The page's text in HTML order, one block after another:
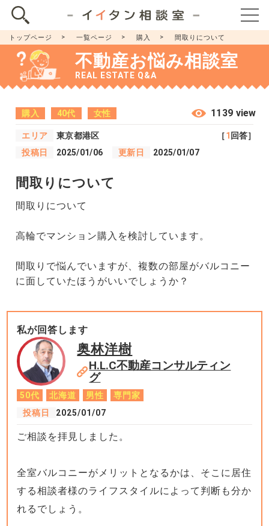
トップページ 一覧ページ 購入 間取りについて
不動産お悩み相談室
REAL ESTATE Q&A
購入 40代 女性
エリア
東京都港区
投稿日
2025/01/06 更新日 2025/01/07
［1 回答］
1139 view
間取りについて
間取りについて
高輪でマンション購入を検討しています。
間取りで悩んでいますが、複数の部屋がバルコニー
に面していたほうがいいでしょうか？
私が回答します
奥林洋樹
H.L.C不動産コンサルティン
グ
50代 北海道 男性
専門家
投稿日
2025/01/07
ご相談を拝見しました。
全室バルコニーがメリットとなるかは、そこに居住
する相談者様のライフスタイルによって判断も分か
れるでしょう。